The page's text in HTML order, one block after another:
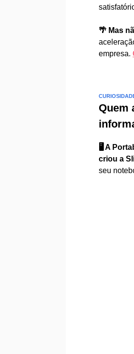
🌴 Mas
empresa.
Quem
🖥️ A
criou a
seu